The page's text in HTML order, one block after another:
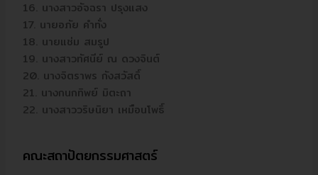
16. นางสาวอัจฉรา ปรุงแสง
17. นายอภัย คำทั่ง
18. นายแช่ม สมรูป
19. นางสาวทัศนีย์ ณ ดวงจินต์
20. นางจิตราพร กังสวัสดิ์
21. นางกนกทิพย์ มิตะถา
22. นางสาววริษนิยา เหมือนโพธิ์
คณะสถาปัตยกรรมศาสตร์